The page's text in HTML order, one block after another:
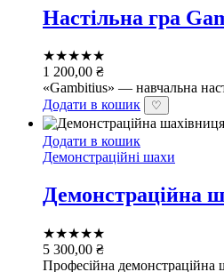
Настільна гра
★★★★★
1 200,00 ₴
«Gambitius» — навчальна
Додати в кошик
♡
Додати в кошик
Демонстраційні шахи
Демонстраційна
★★★★★
5 300,00 ₴
Професійна демонстраційна